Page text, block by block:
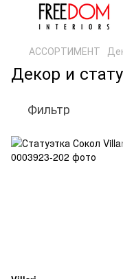
АССОРТИМЕНТ
Декор и
Фильтр